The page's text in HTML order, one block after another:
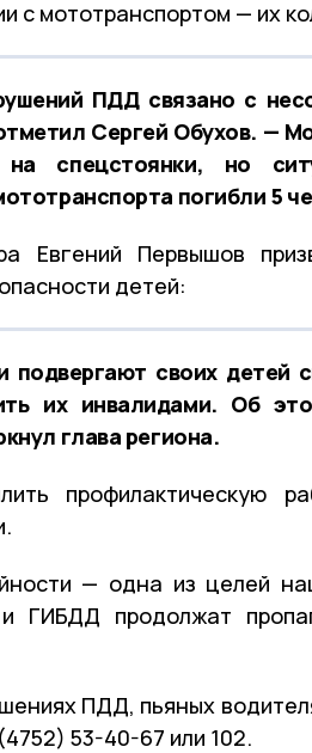
с мототранспортом — их
ПДД связано с
Сергей Обухов. —
спецстоянки, но
погибли 5
Евгений Первышов
детей:
своих детей
их инвалидами. Об
глава региона.
профилактическую
— одна из целей
ГИБДД продолжат
ПДД, пьяных
53-40-67 или 102.